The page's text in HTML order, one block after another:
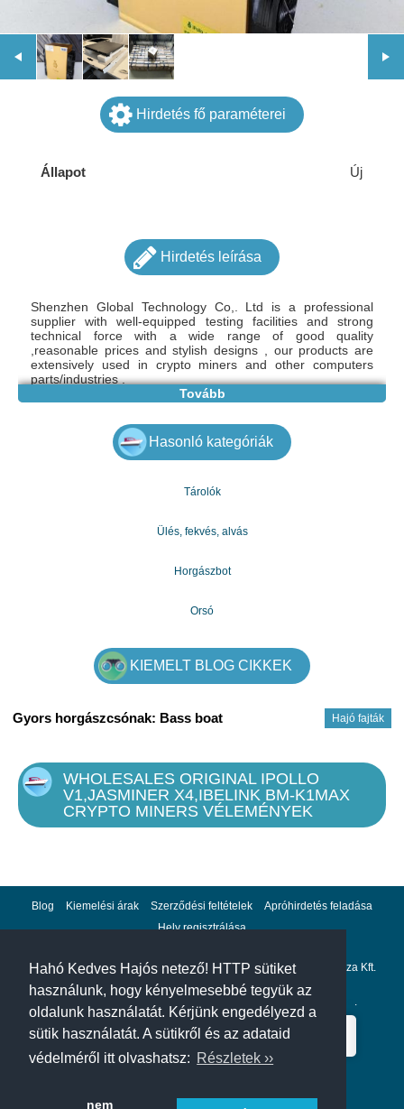
Hahó Kedves Hajós netező! HTTP sütiket
használunk, hogy kényelmesebbé tegyük az
oldalunk használatát. Kérjünk engedélyezd a
sütik használatát. A sütikről és az adataid
védelméről itt olvashatsz: Részletek ››
nem
Hirdetés fő paraméterei
Állapot Új
Hirdetés leírása
Shenzhen Global Technology Co,. Ltd is a professional
supplier with well-equipped testing facilities and strong
technical force with a wide range of good quality
,reasonable prices and stylish designs , our products are
extensively used in crypto miners and other computers
parts/industries .
maximum hashrate of 3.6Gh/s for a power consumption of
Discount OFFERS !!! Discount OFFERS !!! %50 OFF On
iPollo V1 - Hashrate 3.6Gh/s
Innosilicon A11 Pro ETH (1500Mh) - Hashrate 1.5Gh/s
Goldshell KD Max - Hashrate 40.2Th/s
Jasminer X4-Q - Hashrate 1.04Gh/s
Whatsapp Now : +1 915 444 4371
E9,LTC L7, ANTSPACE HK3 ANTMINER HYDRO
CONTAINER FULL SET NOW + OTHER MODELS
100% BUYERS PROTECTION GUARANTEED.
SHIPPING METHOD : DHL - UPS - TNT - FEDEX -
For more details,do not hesitate to communicate with us via
:
Whatsapp Anytime : +1 915 444 4371
Tovább
Hasonló kategóriák
Tárolók
Ülés, fekvés, alvás
Horgászbot
Orsó
KIEMELT BLOG CIKKEK
Hajó fajták
Gyors horgászcsónak: Bass boat
WHOLESALES ORIGINAL IPOLLO
V1,JASMINER X4,IBELINK BM-K1MAX
CRYPTO MINERS VÉLEMÉNYEK
Blog Kiemelési árak Szerződési feltételek
Apróhirdetés feladása
Hely regisztrálása
Adatvédelem Impresszum A hahohajo.hu kiadója a GlobalPlaza Kft.
A hahohajo.hu online bankkártyás fizetési partnere az .